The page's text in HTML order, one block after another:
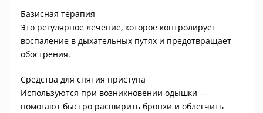
Базисная терапия
Это регулярное лечение, которое контролирует
воспаление в дыхательных путях и предотвращает
обострения.
Средства для снятия приступа
Используются при возникновении одышки —
помогают быстро расширить бронхи и облегчить